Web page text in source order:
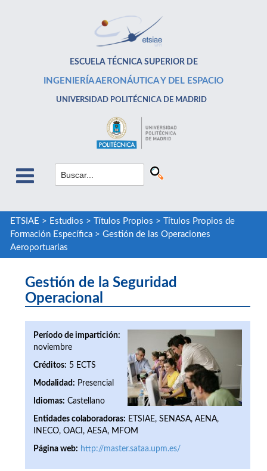
ESCUELA TÉCNICA SUPERIOR DE
INGENIERÍA AERONÁUTICA Y DEL ESPACIO
UNIVERSIDAD POLITÉCNICA DE MADRID
ETSIAE > Estudios > Títulos Propios >
Títulos Propios de
Formación Específica> Gestión de las Operaciones
Aeroportuarias
Gestión de la Seguridad
Operacional
Período de impartición:
noviembre
Créditos: 5 ECTS
Modalidad: Presencial
Idiomas: Castellano
Entidades colaboradoras: ETSIAE, SENASA, AENA,
INECO, OACI, AESA, MFOM
Página web: http://master.sataa.upm.es/